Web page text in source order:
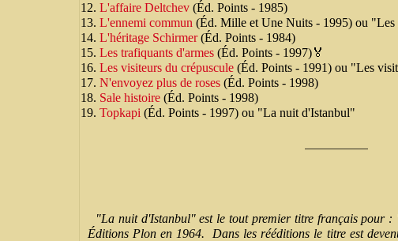
L'affaire Deltchev (Éd. Points - 1985)
L'ennemi commun (Éd. Mille et Une Nuits - 1995) ou "Les
L'héritage Schirmer(Éd. Points - 1984)
Les trafiquants d'armes (Éd. Points - 1997)🏅
Les visiteurs du crépuscule (Éd. Points - 1991) ou "Les
N'envoyez plus de roses (Éd. Points - 1998)
Sale histoire (Éd. Points - 1998)
Topkapi (Éd. Points - 1997) ou "La nuit d'Istanbul"
"La nuit d'Istanbul" est le tout premier titre français pour
Éditions Plon en 1964. Dans les rééditions le titre est